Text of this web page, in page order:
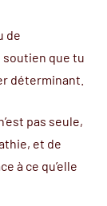
de
soutien que tu
déterminant.
pas seule,
et de
à ce qu’elle